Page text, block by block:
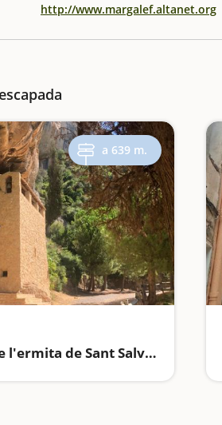
http://www.margalef.altanet.org
a 639 m.
Àrea recreativa de l'ermita de Sant Salvador